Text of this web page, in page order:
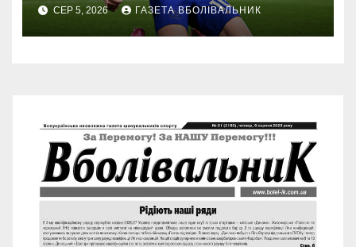
СЕР 5, 2026 ГАЗЕТА ВБОЛІВАЛЬНИК